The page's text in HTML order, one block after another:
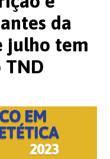
da
julho tem
TND